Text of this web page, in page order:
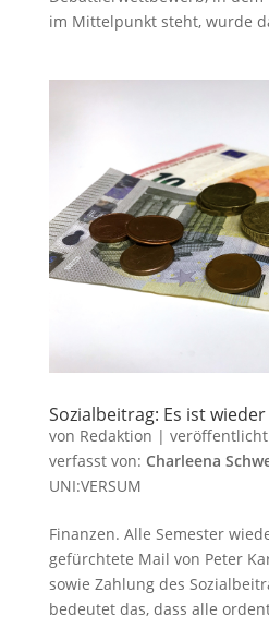
im Mittelpunkt steht, wurde
Sozialbeitrag: Es ist
von Redaktion |
verfasst von: Charleena
UNI:VERSUM
Finanzen. Alle Semester
gefürchtete Mail von Peter
sowie Zahlung des
bedeutet das, dass alle